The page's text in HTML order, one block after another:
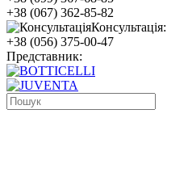
+38 (067) 362-85-82
Консультація:
+38 (056) 375-00-47
Представник: